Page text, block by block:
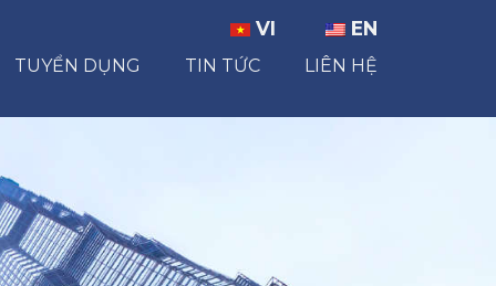
VI EN
TUYỂN DỤNG TIN TỨC LIÊN HỆ